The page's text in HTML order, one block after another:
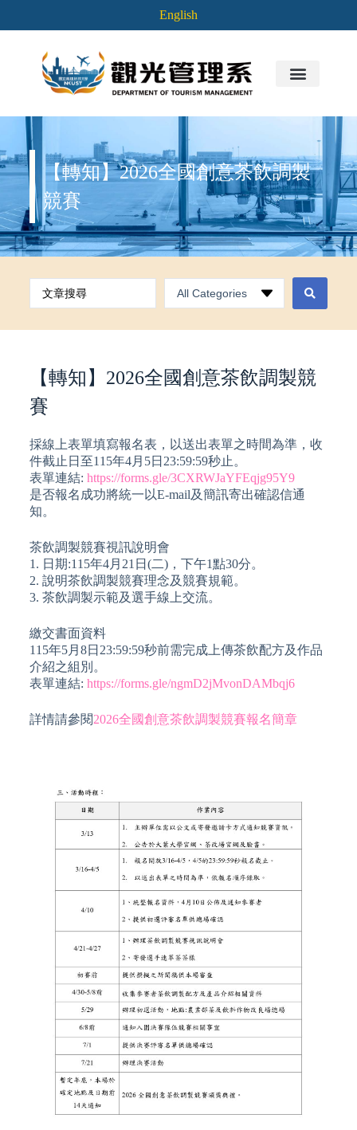
English
【轉知】2026全國創意茶飲調製
競賽
【轉知】2026全國創意茶飲調製競
賽
採線上表單填寫報名表，以送出表單之時間為準，收
件截止日至115年4月5日23:59:59秒止。
表單連結: https://forms.gle/3CXRWJaYFEqjg95Y9
是否報名成功將統一以E-mail及簡訊寄出確認信通
知。
茶飲調製競賽視訊說明會
1. 日期:115年4月21日(二)，下午1點30分。
2. 說明茶飲調製競賽理念及競賽規範。
3. 茶飲調製示範及選手線上交流。
繳交書面資料
115年5月8日23:59:59秒前需完成上傳茶飲配方及作品
介紹之組別。
表單連結: https://forms.gle/ngmD2jMvonDAMbqj6
詳情請參閱2026全國創意茶飲調製競賽報名簡章